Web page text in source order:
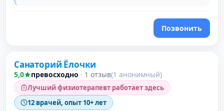
Позвонить
Санаторий Ёлочки
5,0 превосходно · 1 отзыв(1 анонимный)
Лучший физиотерапевт работает здесь
12 врачей, опыт 10+ лет